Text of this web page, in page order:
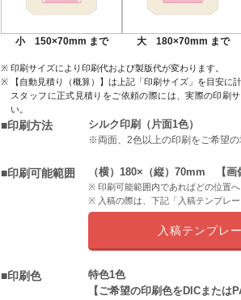
小 150×70mm まで 大 180×70mm まで
印刷サイズにより印刷代および製版代が変わります。
【自動見積り（概算）】は上記「印刷サイズ」を目安に
スタッフに正式見積りをご依頼の際には、実際の印刷
い。
■印刷方法 シルク印刷（片面1色）
※両面、2色以上の印刷をご希望の
■印刷可能範囲 （横）180×（縦）70mm 【画
印刷可能範囲内であればどの位置へ
入稿の際は、下記「入稿テンプレ
入稿テンプレ
■印刷色
特色1色
【ご希望の印刷色をDICまたは